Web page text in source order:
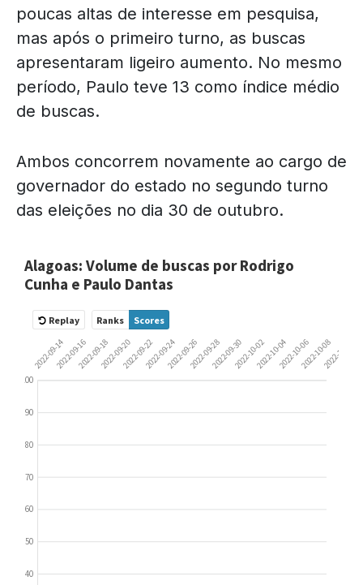
poucas altas de interesse em pesquisa,
mas após o primeiro turno, as buscas
apresentaram ligeiro aumento. No mesmo
período, Paulo teve 13 como índice médio
de buscas.
Ambos concorrem novamente ao cargo de
governador do estado no segundo turno
das eleições no dia 30 de outubro.